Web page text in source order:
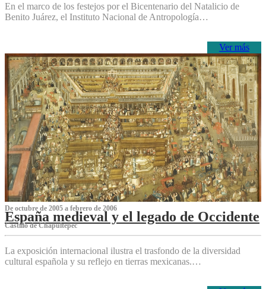
En el marco de los festejos por el Bicentenario del Natalicio de
Benito Juárez, el Instituto Nacional de Antropología…
Ver más
De octubre de 2005 a febrero de 2006
España medieval y el legado de Occidente
Castillo de Chapultepec
La exposición internacional ilustra el trasfondo de la diversidad
cultural española y su reflejo en tierras mexicanas.…